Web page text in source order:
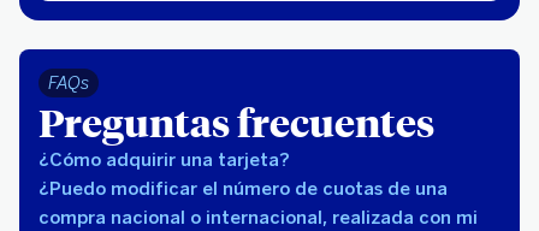
FAQs
Preguntas frecuentes
¿Cómo adquirir una tarjeta?
¿Puedo modificar el número de cuotas de una
compra nacional o internacional, realizada con mi